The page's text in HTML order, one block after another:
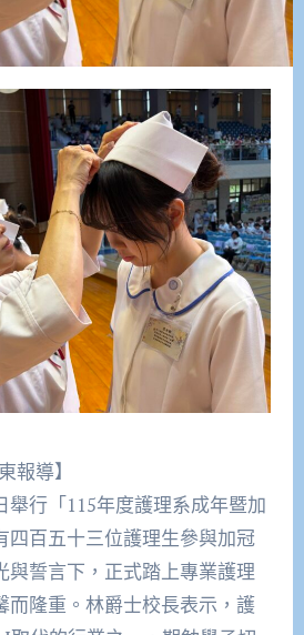
報導】
舉行「115年度護理系成年暨加
四百五十三位護理生參與加冠
與誓言下，正式踏上專業護理
而隆重。林爵士校長表示，護